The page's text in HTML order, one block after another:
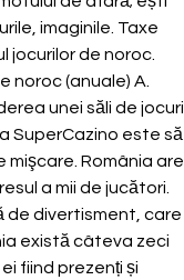
imaginile. Taxe
jocurilor de noroc.
noroc (anuale) A.
unei săli de jocuri
SuperCazino este să
România are
a mii de jucători.
de divertisment, care
există câteva zeci
fiind prezenți și